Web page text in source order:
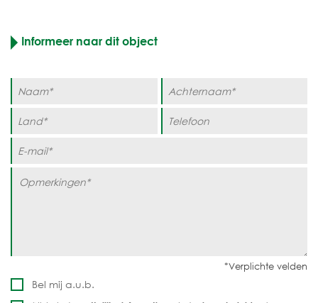
Informeer naar dit object
Bel mij a.u.b.